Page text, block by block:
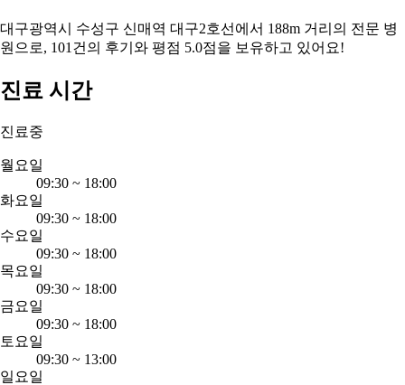
대구광역시 수성구 신매역 대구2호선에서 188m 거리의 전문 병
원으로, 101건의 후기와 평점 5.0점을 보유하고 있어요!
진료 시간
진료중
월요일
09:30 ~ 18:00
화요일
09:30 ~ 18:00
수요일
09:30 ~ 18:00
목요일
09:30 ~ 18:00
금요일
09:30 ~ 18:00
토요일
09:30 ~ 13:00
일요일